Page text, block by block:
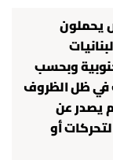
يحملون
وبحسب
في ظل الظروف
يصدر عن
أو